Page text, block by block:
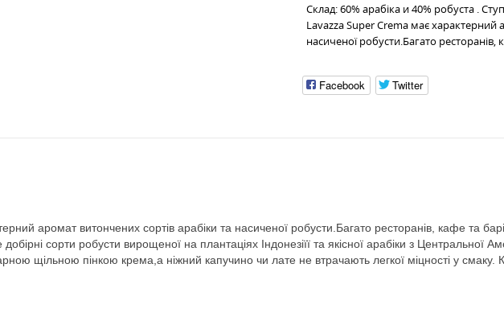
Склад: 60% арабіка и 40% робуста .
Lavazza Super Crema має характерний
насиченої робусти.Багато ресторанів,
Facebook Twitter
аромат витончених сортів арабіки та насиченої робусти.Багато ресторанів, кафе та
сорти робусти вирощеної на плантаціях Індонезіїї та якісної арабіки з Центральної
щільною пінкою крема,а ніжний капучино чи лате не втрачають легкої міцності у смаку.